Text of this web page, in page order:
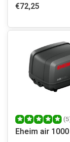
€72,25
Eheim air 1000